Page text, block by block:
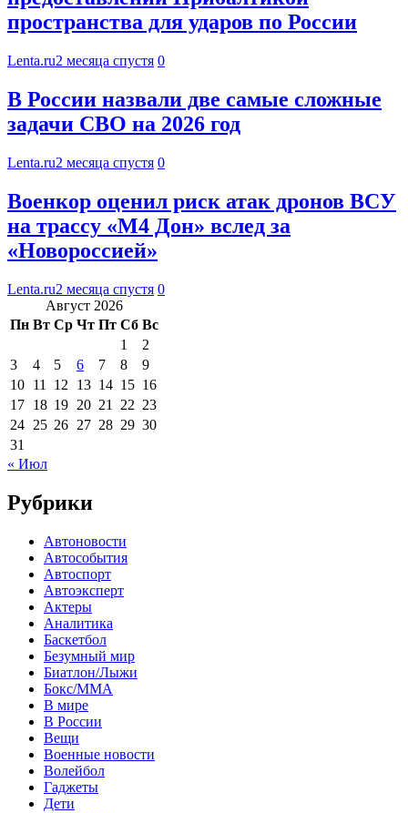
пространства для ударов по России
Lenta.ru2 месяца спустя 0
В России назвали две самые сложные
задачи СВО на 2026 год
Lenta.ru2 месяца спустя 0
Военкор оценил риск атак дронов ВСУ
на трассу «М4 Дон» вслед за
«Новороссией»
Lenta.ru2 месяца спустя 0
Август 2026
Пн Вт Ср Чт Пт Сб Вс
1
2
3
4 5 6 7 8
9
10 11 12 13 14 15 16
17 18 19 20 21 22 23
24 25 26 27 28 29 30
31
« Июл
Рубрики
Автоновости
Автособытия
Автоспорт
Автоэксперт
Актеры
Аналитика
Баскетбол
Безумный мир
Биатлон/Лыжи
Бокс/MMA
В мире
В России
Вещи
Военные новости
Волейбол
Гаджеты
Дети